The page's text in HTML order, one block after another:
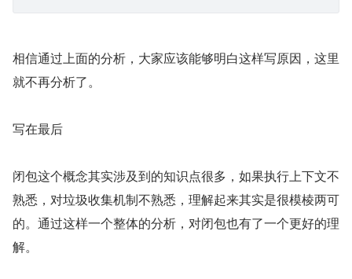
相信通过上面的分析，大家应该能够明白这样写原因，这里
就不再分析了。
写在最后
闭包这个概念其实涉及到的知识点很多，如果执行上下文不
熟悉，对垃圾收集机制不熟悉，理解起来其实是很模棱两可
的。通过这样一个整体的分析，对闭包也有了一个更好的理
解。